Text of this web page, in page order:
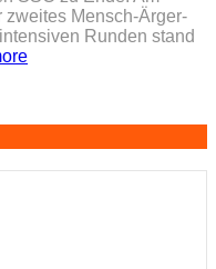
zweites Mensch-Ärger-
Runden stand